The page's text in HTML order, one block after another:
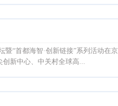
“首都海智·创新链接”系列活动在
新中心、中关村全球高...